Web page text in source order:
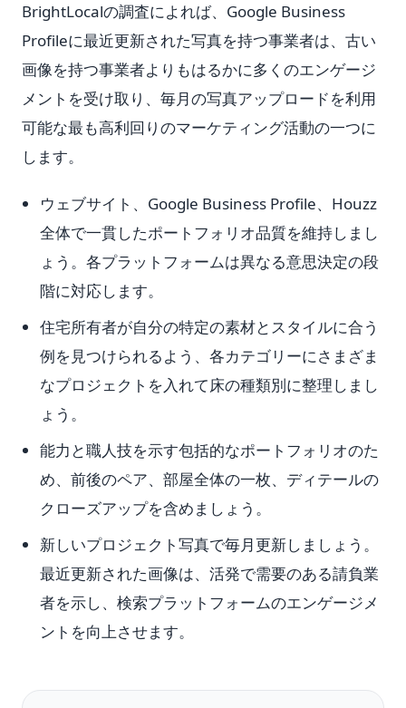
BrightLocalの調査によれば、Google Business
Profileに最近更新された写真を持つ事業者は、古い
画像を持つ事業者よりもはるかに多くのエンゲージ
メントを受け取り、毎月の写真アップロードを利用
可能な最も高利回りのマーケティング活動の一つに
します。
ウェブサイト、Google Business Profile、Houzz
全体で一貫したポートフォリオ品質を維持しまし
ょう。各プラットフォームは異なる意思決定の段
階に対応します。
住宅所有者が自分の特定の素材とスタイルに合う
例を見つけられるよう、各カテゴリーにさまざま
なプロジェクトを入れて床の種類別に整理しまし
ょう。
能力と職人技を示す包括的なポートフォリオのた
め、前後のペア、部屋全体の一枚、ディテールの
クローズアップを含めましょう。
新しいプロジェクト写真で毎月更新しましょう。
最近更新された画像は、活発で需要のある請負業
者を示し、検索プラットフォームのエンゲージメ
ントを向上させます。